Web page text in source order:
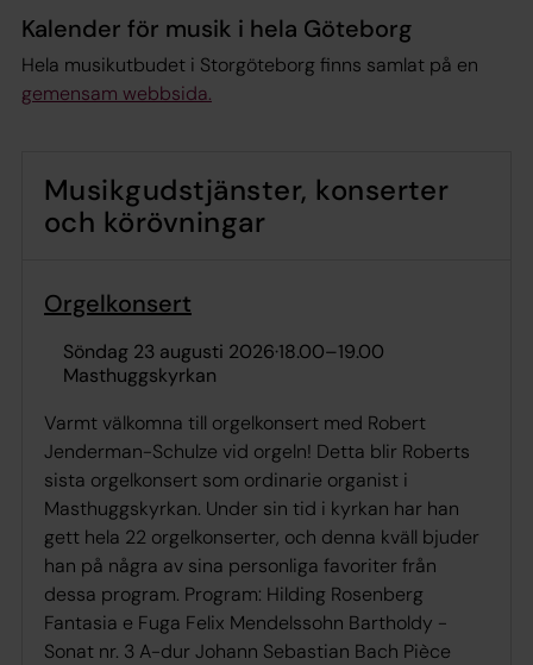
Kalender för musik i hela Göteborg
Hela musikutbudet i Storgöteborg finns samlat på en
gemensam webbsida.
Musikgudstjänster, konserter
och körövningar
Orgelkonsert
söndag 23 augusti 2026·18.00–19.00
Masthuggskyrkan
Varmt välkomna till orgelkonsert med Robert
Jenderman-Schulze vid orgeln! Detta blir Roberts
sista orgelkonsert som ordinarie organist i
Masthuggskyrkan. Under sin tid i kyrkan har han
gett hela 22 orgelkonserter, och denna kväll bjuder
han på några av sina personliga favoriter från
dessa program. Program: Hilding Rosenberg
Fantasia e Fuga Felix Mendelssohn Bartholdy -
Sonat nr. 3 A-dur Johann Sebastian Bach Pièce